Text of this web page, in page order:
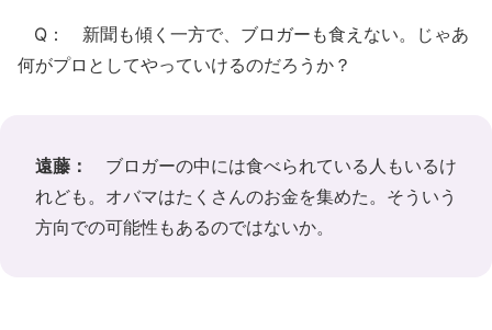
Q： 新聞も傾く一方で、ブロガーも食えない。じゃあ
何がプロとしてやっていけるのだろうか？
遠藤：
ブロガーの中には食べられている人もいるけ
れども。オバマはたくさんのお金を集めた。そういう
方向での可能性もあるのではないか。